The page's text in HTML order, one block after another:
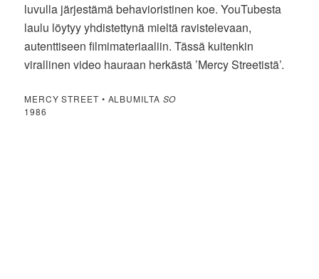
luvulla järjestämä behavioristinen koe. YouTubesta
laulu löytyy yhdistettynä mieltä ravistelevaan,
autenttiseen filmimateriaaliin. Tässä kuitenkin
virallinen video hauraan herkästä ’Mercy Streetistä’.
MERCY STREET • ALBUMILTA SO
1986